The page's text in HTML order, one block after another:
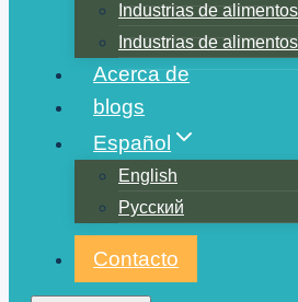
Industrias de
Industrias de
Acerca de
blogs
Español
English
Русский
Contacto